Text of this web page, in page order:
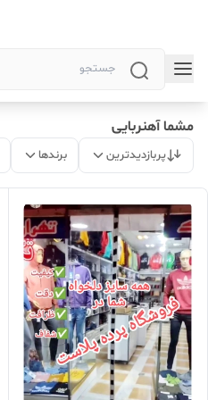
مشما آهنربایی
پربازدیدترین برندها